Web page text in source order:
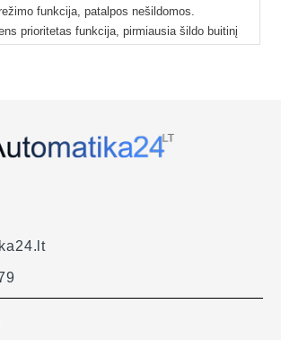
funkcija, patalpos nešildomos.
prioritetas funkcija, pirmiausia šildo buitinį
jutikliai. Ilgiai: 1,2 m ir 3 m.